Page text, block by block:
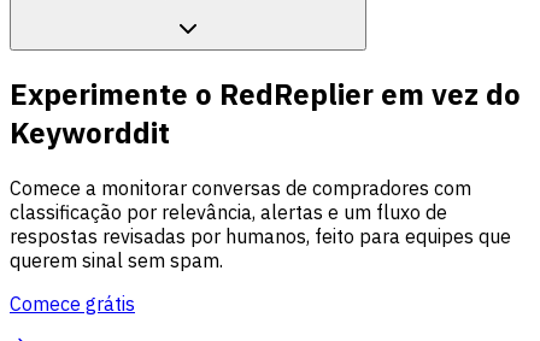
Experimente o RedReplier em vez do
Keyworddit
Comece a monitorar conversas de compradores com
classificação por relevância, alertas e um fluxo de
respostas revisadas por humanos, feito para equipes que
querem sinal sem spam.
Comece grátis